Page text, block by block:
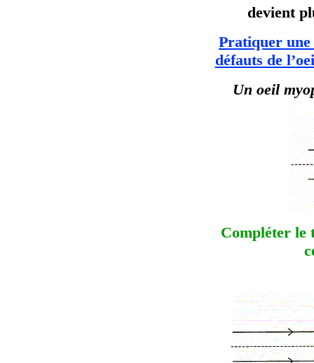
devient
Pratiquer une
défauts de
Un oeil
Compléter le